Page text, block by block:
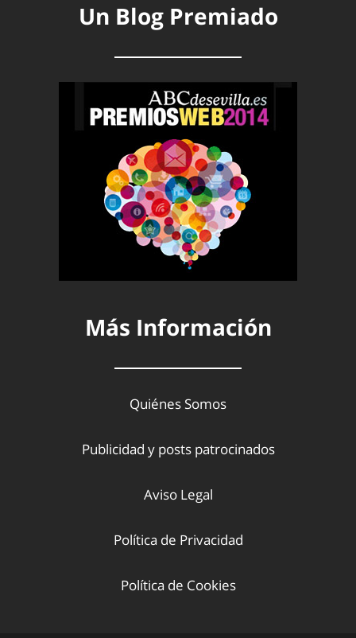
Un Blog Premiado
Más Información
Quiénes Somos
Publicidad y posts patrocinados
Aviso Legal
Política de Privacidad
Política de Cookies